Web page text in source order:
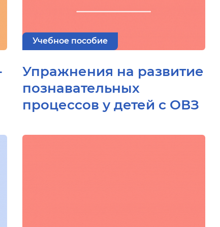
Учебное пособие
Упражнения на развитие
познавательных
процессов у детей с ОВЗ